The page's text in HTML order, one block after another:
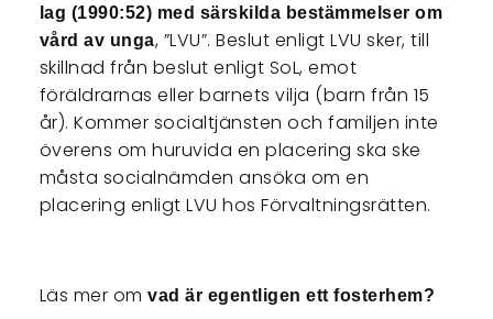
lag (1990:52) med särskilda bestämmelser om
vård av unga, ”LVU”. Beslut enligt LVU sker, till
skillnad från beslut enligt SoL, emot
föräldrarnas eller barnets vilja (barn från 15
år). Kommer socialtjänsten och familjen inte
överens om huruvida en placering ska ske
måsta socialnämden ansöka om en
placering enligt LVU hos Förvaltningsrätten.
Läs mer omvad är egentligen ett fosterhem?